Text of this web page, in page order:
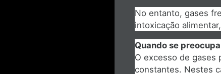
No entanto, gases
intoxicação
Quando se
O excesso de gases
constantes. Nestes